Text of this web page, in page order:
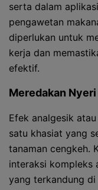
serta dalam
pengawetan
diperlukan untuk
kerja dan
efektif.
Meredakan Nyeri
Efek analgesik
satu khasiat yang
tanaman cengkeh.
interaksi kompleks
yang terkandung